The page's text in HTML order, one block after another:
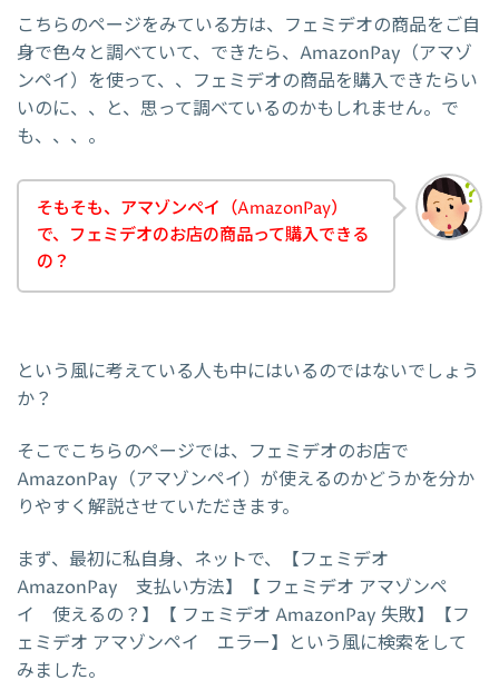
こちらのページをみている方は、フェミデオの商品をご自
身で色々と調べていて、できたら、AmazonPay（アマゾ
ンペイ）を使って、、フェミデオの商品を購入できたらい
いのに、、と、思って調べているのかもしれません。で
も、、、。
そもそも、アマゾンペイ（AmazonPay）
で、フェミデオのお店の商品って購入できる
の？
という風に考えている人も中にはいるのではないでしょう
か？
そこでこちらのページでは、フェミデオのお店で
AmazonPay（アマゾンペイ）が使えるのかどうかを分か
りやすく解説させていただきます。
まず、最初に私自身、ネットで、【フェミデオ
AmazonPay 支払い方法】【 フェミデオ アマゾンペ
イ 使えるの？】【 フェミデオ AmazonPay 失敗】【フ
ェミデオ アマゾンペイ エラー】という風に検索をして
みました。